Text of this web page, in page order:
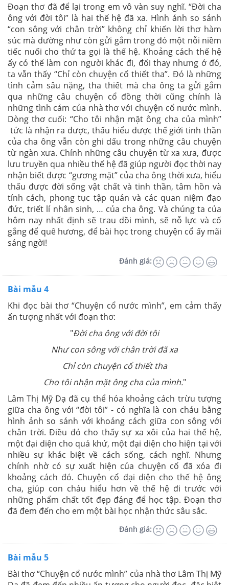
Đoạn thơ đã để lại trong em vô vàn suy nghĩ. “Đời cha
ông với đời tôi” là hai thế hệ đã xa. Hình ảnh so sánh
“con sông với chân trời” không chỉ khiến lời thơ hàm
súc mà dường như còn gửi gắm trong đó một nỗi niềm
tiếc nuối cho thứ ta gọi là thế hệ. Khoảng cách thế hệ
ấy có thể làm con người khác đi, đổi thay nhưng ở đó,
ta vẫn thấy “Chỉ còn chuyện cổ thiết tha”. Đó là những
tình cảm sâu nặng, tha thiết mà cha ông ta gửi gắm
qua những câu chuyện cổ đồng thời cũng chính là
những tình cảm của nhà thơ với chuyện cổ nước mình.
Dòng thơ cuối: “Cho tôi nhận mặt ông cha của mình”
tức là nhận ra được, thấu hiểu được thế giới tinh thần
của cha ông vẫn còn ghi dấu trong những câu chuyện
từ ngàn xưa. Chính những câu chuyện từ xa xưa, được
lưu truyền qua nhiều thế hệ đã giúp người đọc thời nay
nhận biết được “gương mặt” của cha ông thời xưa, hiểu
thấu được đời sống vật chất và tinh thần, tâm hồn và
tính cách, phong tục tập quán và các quan niệm đạo
đức, triết lí nhân sinh, … của cha ông. Và chúng ta của
hôm nay nhất định sẽ trau dồi mình, sẽ nỗ lực và cố
gắng để quê hương, để bài học trong chuyện cổ ấy mãi
sáng ngời!
Đánh giá:
Bài mẫu 4
Khi đọc bài thơ “Chuyện cổ nước mình”, em cảm thấy
ấn tượng nhất với đoạn thơ:
"Đời cha ông với đời tôi
Như con sông với chân trời đã xa
Chỉ còn chuyện cổ thiết tha
Cho tôi nhận mặt ông cha của mình."
Lâm Thị Mỹ Dạ đã cụ thể hóa khoảng cách trừu tượng
giữa cha ông với “đời tôi” - có nghĩa là con cháu bằng
hình ảnh so sánh với khoảng cách giữa con sông với
chân trời. Điều đó cho thấy sự xa xôi của hai thế hệ,
một đại diện cho quá khứ, một đại diện cho hiện tại với
nhiều sự khác biệt về cách sống, cách nghĩ. Nhưng
chính nhờ có sự xuất hiện của chuyện cổ đã xóa đi
khoảng cách đó. Chuyện cổ đại diện cho thế hệ ông
cha, giúp con cháu hiểu hơn về thế hệ đi trước với
những phẩm chất tốt đẹp đáng để học tập. Đoạn thơ
đã đem đến cho em một bài học nhận thức sâu sắc.
Đánh giá:
Bài mẫu 5
Bài thơ “Chuyện cổ nước mình” của nhà thơ Lâm Thị Mỹ